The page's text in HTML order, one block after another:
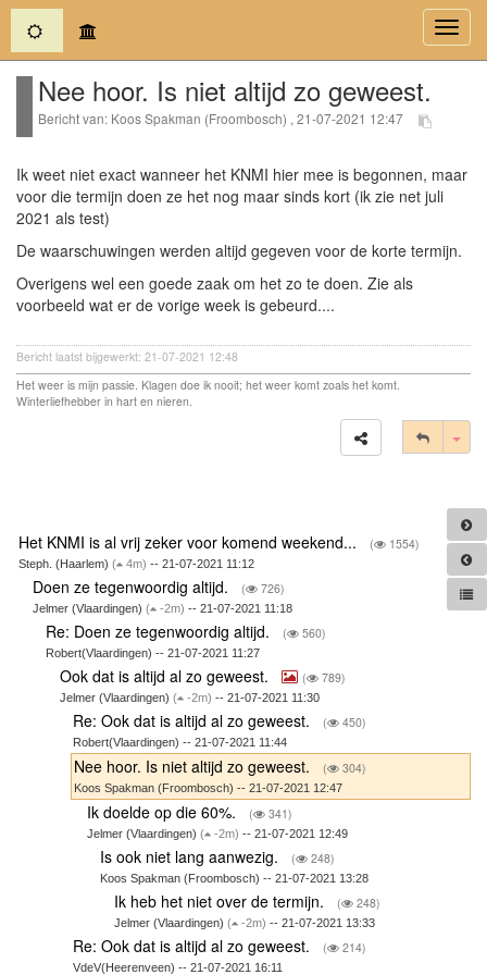
(current)
Nee hoor. Is niet altijd zo geweest.
Bericht van: Koos Spakman (Froombosch) , 21-07-2021 12:47
Ik weet niet exact wanneer het KNMI hier mee is begonnen, maar
voor die termijn doen ze het nog maar sinds kort (ik zie net juli
2021 als test)
De waarschuwingen werden altijd gegeven voor de korte termijn.
Overigens wel een goede zaak om het zo te doen. Zie als
voorbeeld wat er de vorige week is gebeurd....
Bericht laatst bijgewerkt: 21-07-2021 12:48
Het weer is mijn passie. Klagen doe ik nooit; het weer komt zoals het komt.
Winterliefhebber in hart en nieren.
Het KNMI is al vrij zeker voor komend weekend... ( 1554)
Steph. (Haarlem) ( 4m) -- 21-07-2021 11:12
Doen ze tegenwoordig altijd. ( 726)
Jelmer (Vlaardingen) ( -2m) -- 21-07-2021 11:18
Re: Doen ze tegenwoordig altijd. ( 560)
Robert(Vlaardingen) -- 21-07-2021 11:27
Ook dat is altijd al zo geweest. ( 789)
Jelmer (Vlaardingen) ( -2m) -- 21-07-2021 11:30
Re: Ook dat is altijd al zo geweest. ( 450)
Robert(Vlaardingen) -- 21-07-2021 11:44
Nee hoor. Is niet altijd zo geweest. ( 304)
Koos Spakman (Froombosch) -- 21-07-2021 12:47
Ik doelde op die 60%. ( 341)
Jelmer (Vlaardingen) ( -2m) -- 21-07-2021 12:49
Is ook niet lang aanwezig. ( 248)
Koos Spakman (Froombosch) -- 21-07-2021 13:28
Ik heb het niet over de termijn. ( 248)
Jelmer (Vlaardingen) ( -2m) -- 21-07-2021 13:33
Re: Ook dat is altijd al zo geweest. ( 214)
VdeV(Heerenveen) -- 21-07-2021 16:11